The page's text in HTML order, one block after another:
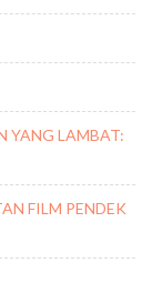
YANG LAMBAT:
FILM PENDEK